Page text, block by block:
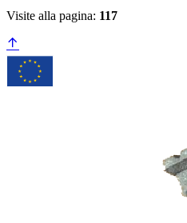
Visite alla pagina: 117